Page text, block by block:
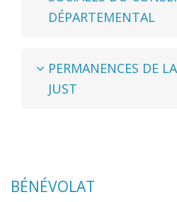
DÉPARTEMENTAL
PERMANENCES DE
JUST
BÉNÉVOLAT